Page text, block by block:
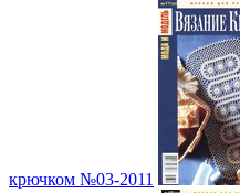
крючком №03-2011